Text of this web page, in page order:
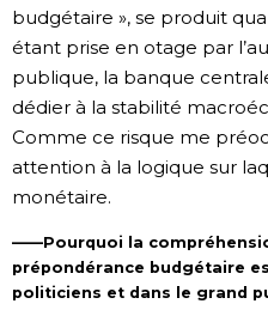
budgétaire », se produit
étant prise en otage par
publique, la banque
dédier à la stabilité
Comme ce risque me
attention à la logique sur
monétaire.
——Pourquoi la
prépondérance budgétaire
politiciens et dans le grand